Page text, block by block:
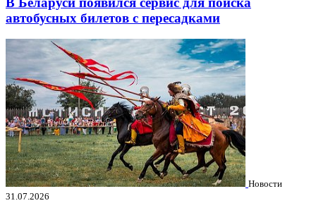
автобусных билетов с пересадками
Новости
31.07.2026